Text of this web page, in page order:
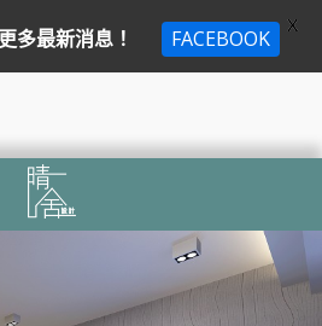
多最新消息！ FACEBOOK
X